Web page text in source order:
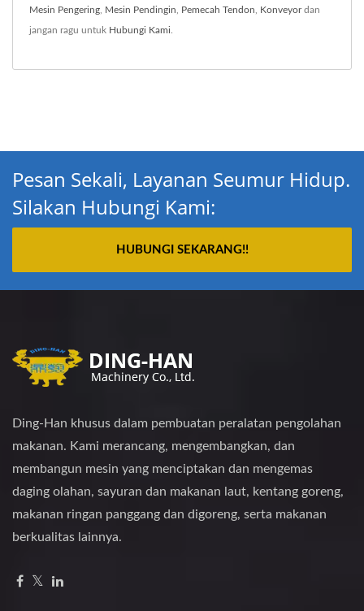
Mesin Pengering Mesin Pendingin Pemecah Tendon Konveyordan
jangan ragu untuk Hubungi Kami
Pesan Sekali, Layanan Seumur Hidup.
Silakan Hubungi Kami:
HUBUNGI SEKARANG!!
Ding-Han khusus dalam pembuatan peralatan pengolahan
makanan. Kami merancang, mengembangkan, dan
membangun mesin yang menciptakan dan mengemas
daging olahan, sayuran dan makanan laut, kentang goreng,
makanan ringan panggang dan digoreng, serta makanan
berkualitas lainnya.